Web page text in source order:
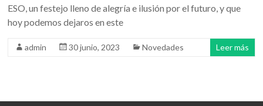
ESO, un festejo lleno de alegría e ilusión por el futuro, y que
hoy podemos dejaros en este
admin 30 junio, 2023 Novedades Leer más